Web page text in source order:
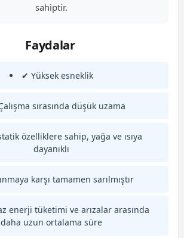
sahiptir.
Faydalar
✔ Yüksek esneklik
sırasında düşük uzama
özelliklere sahip, yağa ve ısıya
dayanıklı
karşı tamamen sarılmıştır
enerji tüketimi ve arızalar arasında
daha uzun ortalama süre